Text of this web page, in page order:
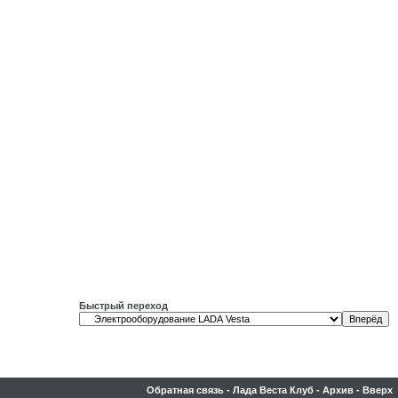
Быстрый переход
Обратная связь - Лада Веста Клуб - Архив - Вверх